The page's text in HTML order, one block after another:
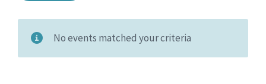
No events matched your criteria